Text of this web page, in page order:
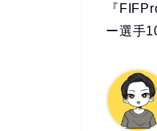
『
ー選手